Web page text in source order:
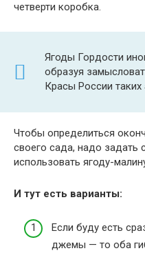
четверти коробка.
Ягоды Гордости
образуя
Красы России
Чтобы определиться
своего сада, надо задать
использовать ягоду-
И тут есть варианты:
Если буду есть
джемы — то оба